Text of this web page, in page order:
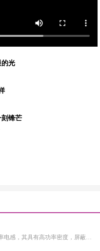
的光
刻锋芒
SKFB系列是小一体成型功率电感，其具有高功率密度，屏蔽性出色等特性，适用于中大功率。